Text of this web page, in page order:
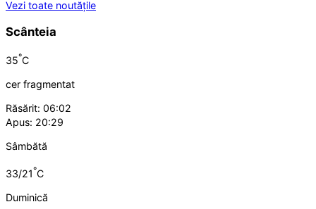
Vezi toate noutățile
Scânteia
35°C
cer fragmentat
Răsărit: 06:02
Apus: 20:29
Sâmbătă
33/21°C
Duminică